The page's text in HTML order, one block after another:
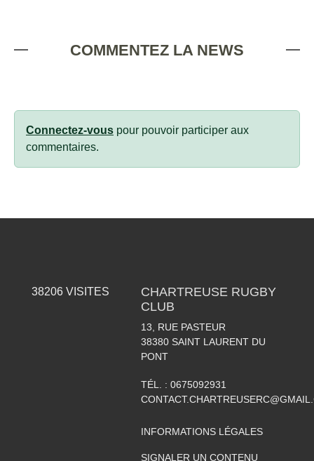
COMMENTEZ LA NEWS
Connectez-vous pour pouvoir participer aux
commentaires.
38206VISITES
CHARTREUSE RUGBY
CLUB
13, RUE PASTEUR
38380 SAINT LAURENT DU
PONT
TÉL. : 0675092931
INFORMATIONS LÉGALES
SIGNALER UN CONTENU